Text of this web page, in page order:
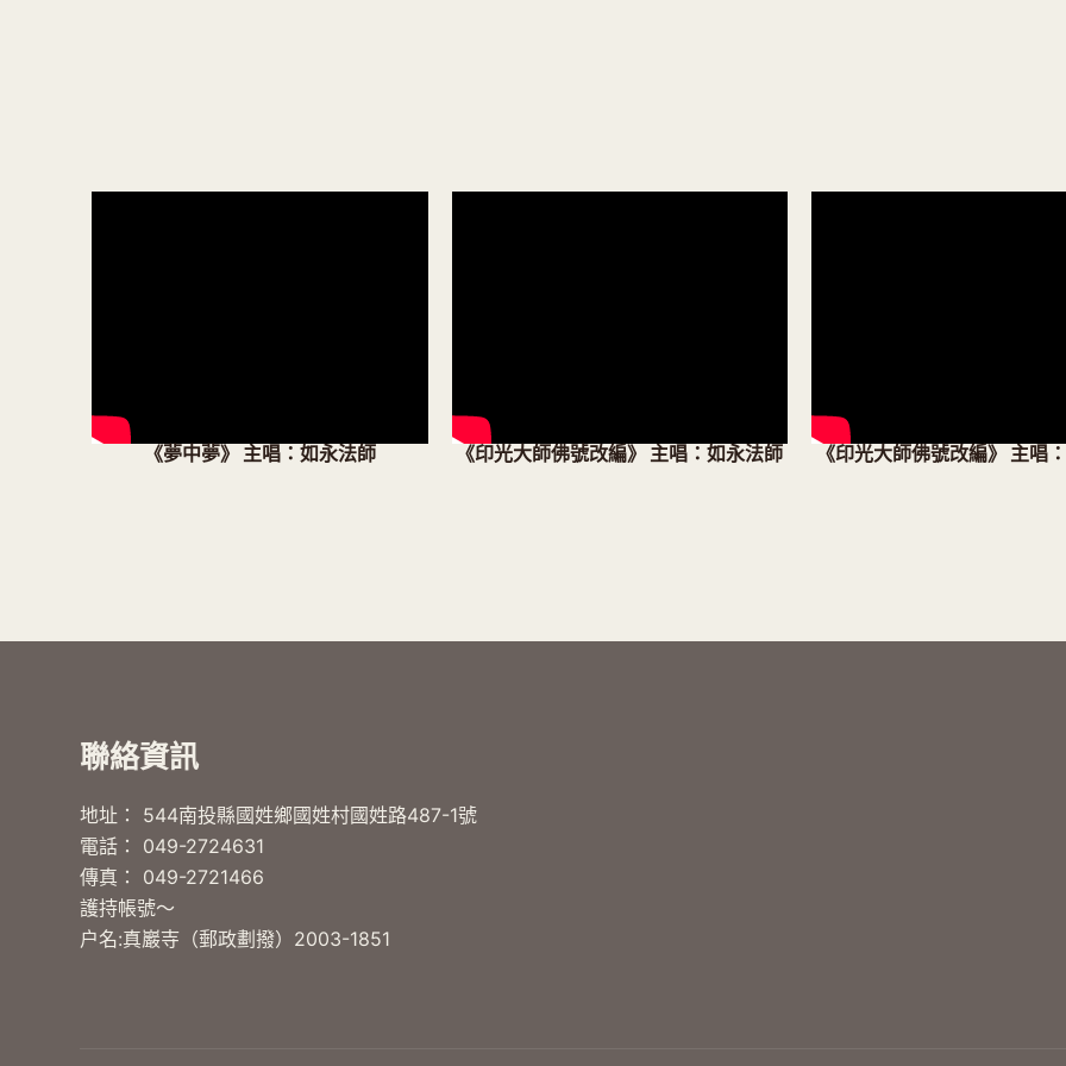
《夢中夢》 主唱：如永法師 《印光大師佛號改編》 主唱：如永法師 《印光大師佛號改編》 主唱
聯絡資訊
地址： 544南投縣國姓鄉國姓村國姓路487-1號
電話： 049-2724631
傳真： 049-2721466
護持帳號～
户名:真巖寺（郵政劃撥）2003-1851